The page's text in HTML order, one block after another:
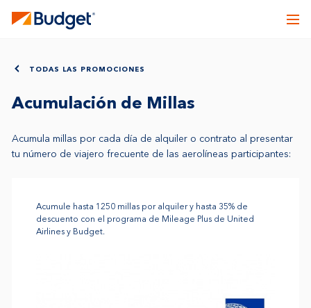
TODAS LAS PROMOCIONES
Acumulación de Millas
Acumula millas por cada día de alquiler o contrato al presentar
tu número de viajero frecuente de las aerolíneas participantes:
Acumule hasta 1250 millas por alquiler y hasta 35% de
descuento con el programa de Mileage Plus de United
Airlines y Budget.